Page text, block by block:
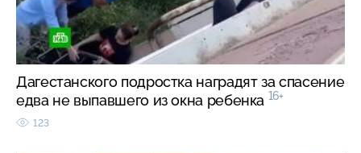
Дагестанского подростка наградят за спасение
едва не выпавшего из окна ребенка 16+
123